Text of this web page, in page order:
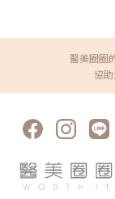
醫美圈圈
協